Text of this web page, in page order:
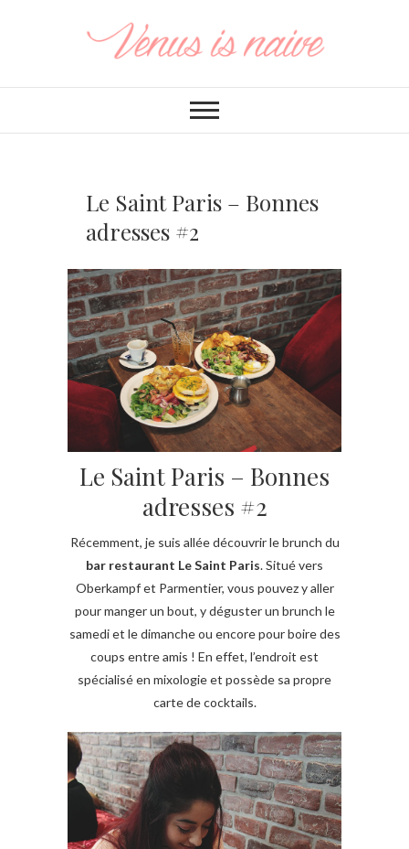
Le Saint Paris – Bonnes
adresses #2
Le Saint Paris – Bonnes
adresses #2
Récemment, je suis allée découvrir le brunch du
bar restaurant Le Saint Paris. Situé vers
Oberkampf et Parmentier, vous pouvez y aller
pour manger un bout, y déguster un brunch le
samedi et le dimanche ou encore pour boire des
coups entre amis ! En effet, l’endroit est
spécialisé en mixologie et possède sa propre
carte de cocktails.